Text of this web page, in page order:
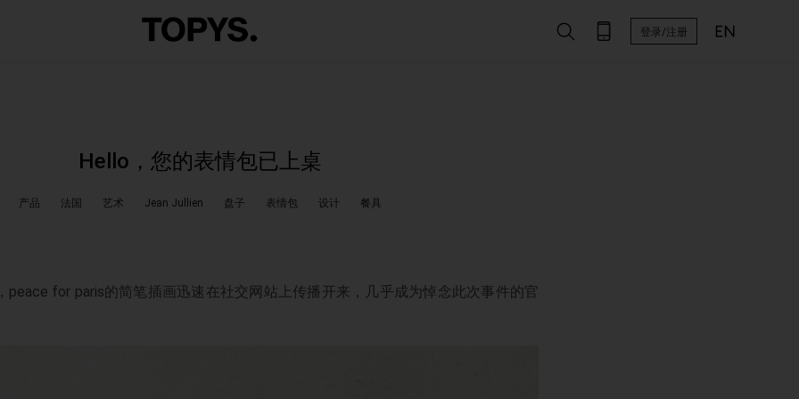
登录/注册
Hello，您的表情包已上桌
产品 法国 艺术 Jean Jullien 盘子 表情包 设计 餐具
peace for paris的简笔插画迅速在社交网站上传播开来，几乎成为悼念此次事件的官